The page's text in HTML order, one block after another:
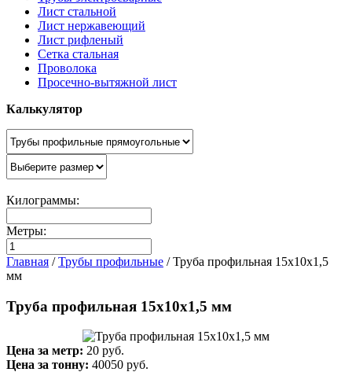
Лист стальной
Лист нержавеющий
Лист рифленый
Сетка стальная
Проволока
Просечно-вытяжной лист
Калькулятор
Килограммы:
Метры:
Главная /Трубы профильные /Труба профильная 15х10х1,5
мм
Труба профильная 15х10х1,5 мм
Цена за метр: 20 руб.
Цена за тонну: 40050 руб.